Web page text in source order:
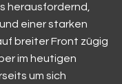
herausfordernd,
einer starken
breiter Front zügig
im heutigen
um sich